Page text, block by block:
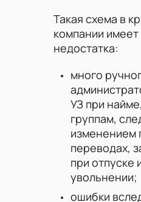
Такая схема в
компании имеет
недостатка:
много
УЗ при
группам,
изменением
переводах,
при отпуске
увольнении;
ошибки